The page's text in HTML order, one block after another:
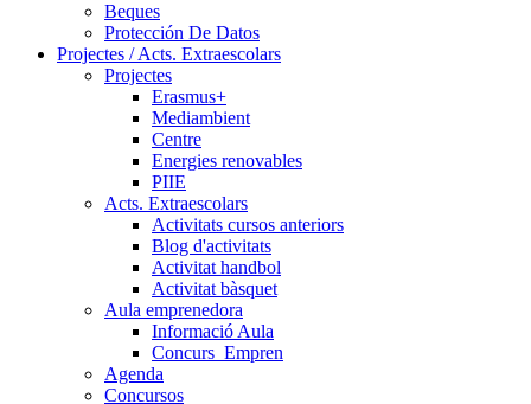
Beques
Protección De Datos
Projectes / Acts. Extraescolars
Projectes
Erasmus+
Mediambient
Centre
Energies renovables
PIIE
Acts. Extraescolars
Activitats cursos anteriors
Blog d'activitats
Activitat handbol
Activitat bàsquet
Aula emprenedora
Informació Aula
Concurs_Empren
Agenda
Concursos